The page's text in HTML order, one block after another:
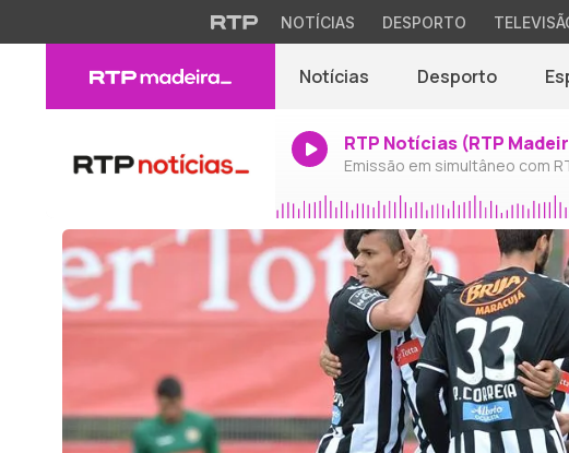
NOTÍCIAS DESPORTO
Notícias Desporto
RTP Notícias (RTP
Emissão em simultâneo com